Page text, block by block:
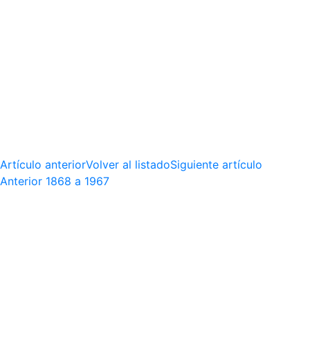
Artículo anteriorVolver al listadoSiguiente artículo
Anterior 1868 a 1967